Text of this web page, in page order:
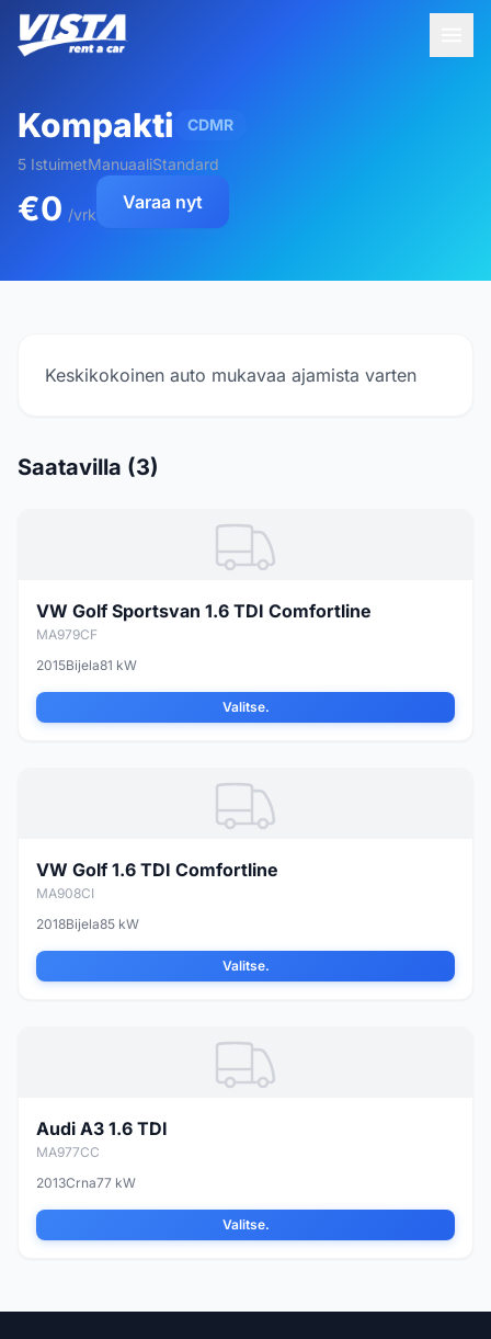
Kompakti CDMR
5 IstuimetManuaaliStandard
€0 /vrk
Varaa nyt
Keskikokoinen auto mukavaa ajamista varten
Saatavilla (3)
VW Golf Sportsvan 1.6 TDI Comfortline
MA979CF
2015Bijela81 kW
Valitse.
VW Golf 1.6 TDI Comfortline
MA908CI
2018Bijela85 kW
Valitse.
Audi A3 1.6 TDI
MA977CC
2013Crna77 kW
Valitse.